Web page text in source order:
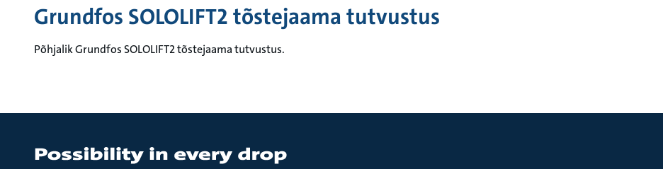
Grundfos SOLOLIFT2 tõstejaama tutvustus
Põhjalik Grundfos SOLOLIFT2 tõstejaama tutvustus.